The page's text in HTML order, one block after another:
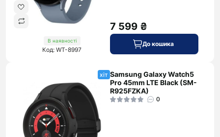
В наявності
Код: WT-8997
7 599 ₴
До кошика
хіт Samsung Galaxy Watch5
Pro 45mm LTE Black (SM-
R925FZKA)
0